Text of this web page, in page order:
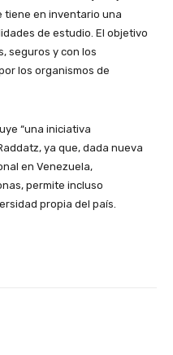
tiene en inventario una
de estudio. El objetivo
seguros y con los
los organismos de
“una iniciativa
ya que, dada nueva
en Venezuela,
permite incluso
propia del país.